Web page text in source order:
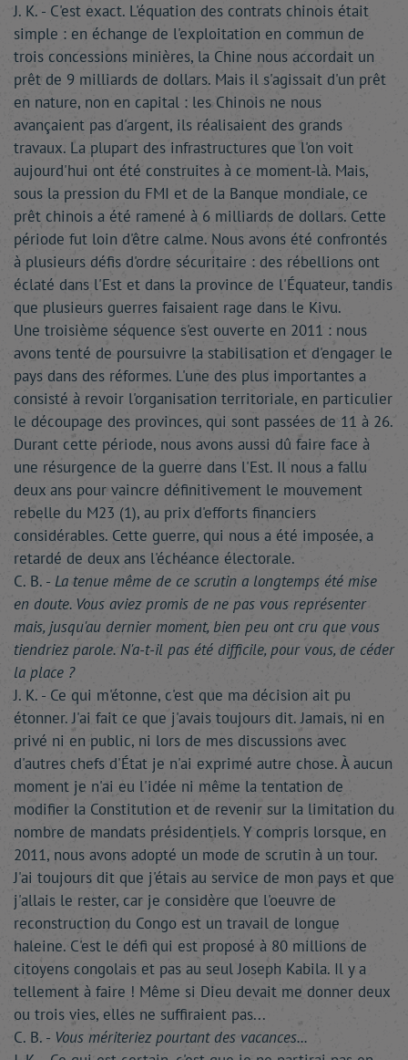
J. K. - C'est exact. L'équation des contrats chinois était
simple : en échange de l'exploitation en commun de
trois concessions minières, la Chine nous accordait un
prêt de 9 milliards de dollars. Mais il s'agissait d'un prêt
en nature, non en capital : les Chinois ne nous
avançaient pas d'argent, ils réalisaient des grands
travaux. La plupart des infrastructures que l'on voit
aujourd'hui ont été construites à ce moment-là. Mais,
sous la pression du FMI et de la Banque mondiale, ce
prêt chinois a été ramené à 6 milliards de dollars. Cette
période fut loin d'être calme. Nous avons été confrontés
à plusieurs défis d'ordre sécuritaire : des rébellions ont
éclaté dans l'Est et dans la province de l'Équateur, tandis
que plusieurs guerres faisaient rage dans le Kivu.
Une troisième séquence s'est ouverte en 2011 : nous
avons tenté de poursuivre la stabilisation et d'engager le
pays dans des réformes. L'une des plus importantes a
consisté à revoir l'organisation territoriale, en particulier
le découpage des provinces, qui sont passées de 11 à 26.
Durant cette période, nous avons aussi dû faire face à
une résurgence de la guerre dans l'Est. Il nous a fallu
deux ans pour vaincre définitivement le mouvement
rebelle du M23 (1), au prix d'efforts financiers
considérables. Cette guerre, qui nous a été imposée, a
retardé de deux ans l'échéance électorale.
C. B. - La tenue même de ce scrutin a longtemps été mise
en doute. Vous aviez promis de ne pas vous représenter
mais, jusqu'au dernier moment, bien peu ont cru que vous
tiendriez parole. N'a-t-il pas été difficile, pour vous, de céder
la place ?
J. K. - Ce qui m'étonne, c'est que ma décision ait pu
étonner. J'ai fait ce que j'avais toujours dit. Jamais, ni en
privé ni en public, ni lors de mes discussions avec
d'autres chefs d'État je n'ai exprimé autre chose. À aucun
moment je n'ai eu l'idée ni même la tentation de
modifier la Constitution et de revenir sur la limitation du
nombre de mandats présidentiels. Y compris lorsque, en
2011, nous avons adopté un mode de scrutin à un tour.
J'ai toujours dit que j'étais au service de mon pays et que
j'allais le rester, car je considère que l'oeuvre de
reconstruction du Congo est un travail de longue
haleine. C'est le défi qui est proposé à 80 millions de
citoyens congolais et pas au seul Joseph Kabila. Il y a
tellement à faire ! Même si Dieu devait me donner deux
ou trois vies, elles ne suffiraient pas...
C. B. - Vous mériteriez pourtant des vacances...